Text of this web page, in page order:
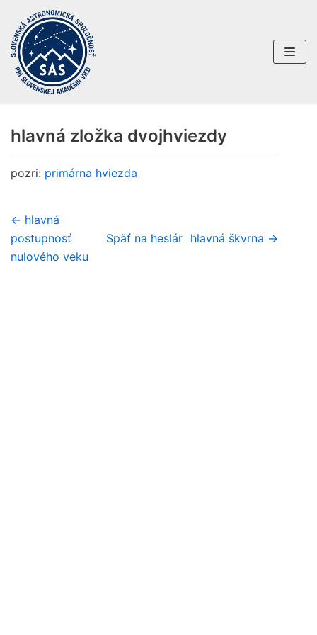
Preskočiť
na
obsah
hlavná zložka dvojhviezdy
pozri: primárna hviezda
← hlavná
postupnosť
nulového veku
Späť na heslár hlavná škvrna →